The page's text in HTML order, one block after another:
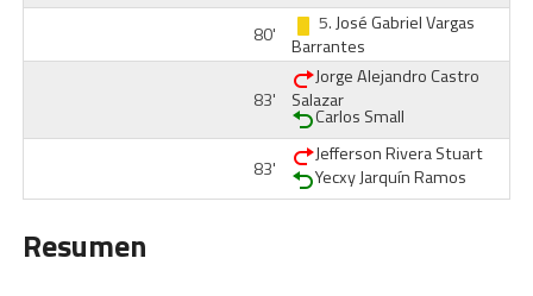
80'
5.José Gabriel Vargas
Barrantes
83'
Jorge Alejandro Castro
Salazar
Carlos Small
83'
Jefferson Rivera Stuart
Yecxy Jarquín Ramos
Resumen